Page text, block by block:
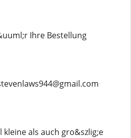
Ihre Bestellung
als auch gro&szlig;e